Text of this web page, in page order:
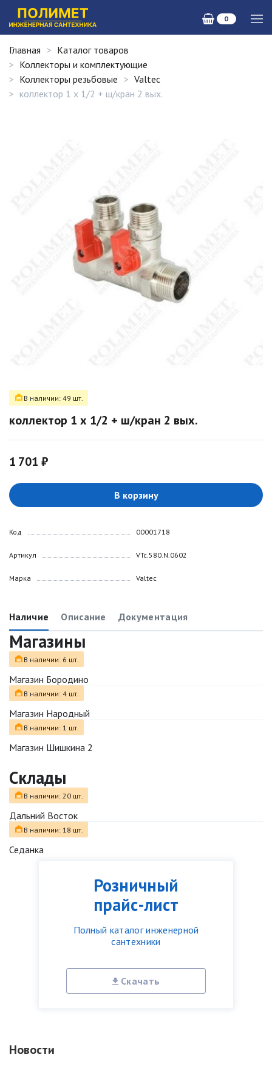
0
Розничный
прайс-лист
Полный каталог инженерной
сантехники
Скачать
Новости
Главная
Каталог товаров
Коллекторы и комплектующие
Коллекторы резьбовые
Valtec
коллектор 1 х 1/2 + ш/кран 2 вых.
В наличии: 49 шт.
коллектор 1 х 1/2 + ш/кран 2 вых.
1 701 ₽
В корзину
Код
Артикул
Марка
00001718
VTc.580.N.0602
Valtec
Наличие Описание Документация
Магазины
В наличии: 6 шт.
Магазин Бородино
В наличии: 4 шт.
Магазин Народный
В наличии: 1 шт.
Магазин Шишкина 2
Склады
В наличии: 20 шт.
Дальний Восток
В наличии: 18 шт.
Седанка